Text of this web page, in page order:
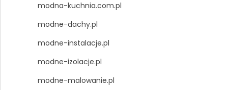
modna-kuchnia.com.pl
modne-dachy.pl
modne-instalacje.pl
modne-izolacje.pl
modne-malowanie.pl